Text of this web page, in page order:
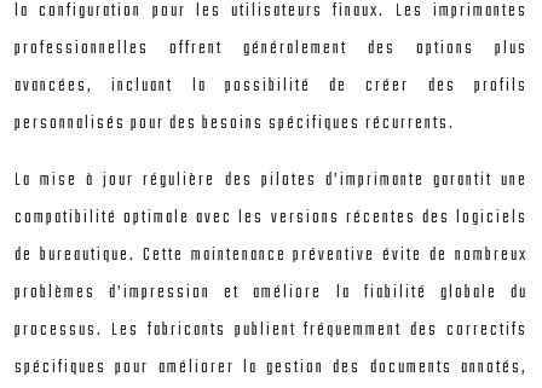
la configuration pour les utilisateurs finaux. Les imprimantes
professionnelles offrent généralement des options plus
avancées, incluant la possibilité de créer des profils
personnalisés pour des besoins spécifiques récurrents.
La mise à jour régulière des pilotes d’imprimante garantit une
compatibilité optimale avec les versions récentes des logiciels
de bureautique. Cette maintenance préventive évite de nombreux
problèmes d’impression et améliore la fiabilité globale du
processus. Les fabricants publient fréquemment des correctifs
spécifiques pour améliorer la gestion des documents annotés,